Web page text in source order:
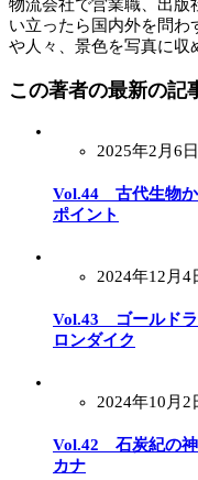
物流会社で営業職、出版
い立ったら国内外を問わ
や人々、景色を写真に収
この著者の最新の記
2025年2月6日
Vol.44 古代生物か
ポイント
2024年12月4
Vol.43 ゴールドラ
ロンダイク
2024年10月2
Vol.42 石炭紀の神
カナ